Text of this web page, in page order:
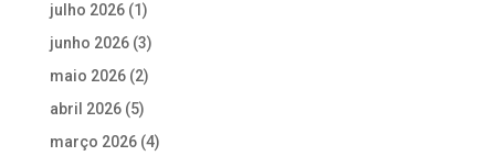
julho 2026(1)
junho 2026(3)
maio 2026(2)
abril 2026(5)
março 2026(4)